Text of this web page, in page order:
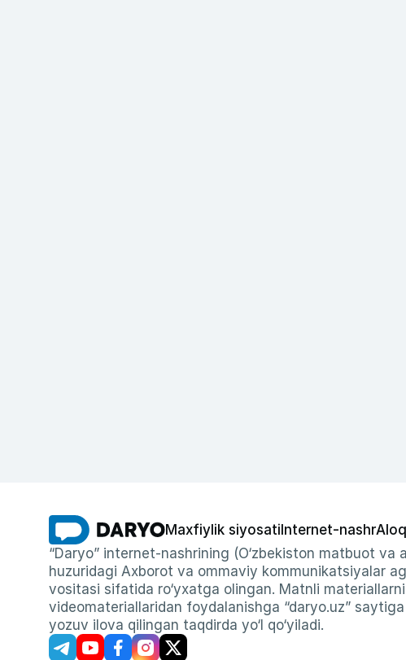
Maxfiylik siyosati Internet-nashr
“Daryo” internet-nashrining (O‘zbekiston matbuot
huzuridagi Axborot va ommaviy kommunikatsiyalar
vositasi sifatida ro‘yxatga olingan. Matnli
videomateriallaridan foydalanishga “daryo.uz”
yozuv ilova qilingan taqdirda yo‘l qo‘yiladi.